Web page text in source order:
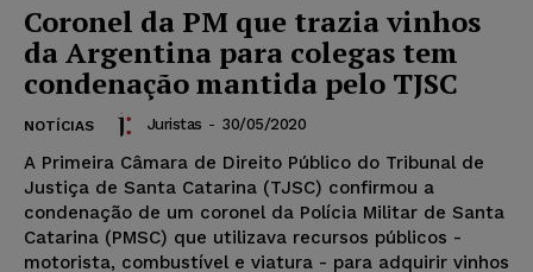
Coronel da PM que trazia vinhos
da Argentina para colegas tem
condenação mantida pelo TJSC
NOTÍCIAS Juristas - 30/05/2020
A Primeira Câmara de Direito Público do Tribunal de
Justiça de Santa Catarina (TJSC) confirmou a
condenação de um coronel da Polícia Militar de Santa
Catarina (PMSC) que utilizava recursos públicos -
motorista, combustível e viatura - para adquirir vinhos